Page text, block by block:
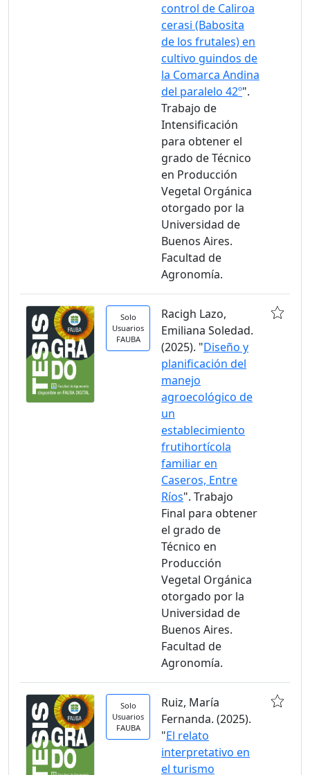
control de Caliroa
cerasi (Babosita
de los frutales) en
cultivo guindos de
la Comarca Andina
del paralelo 42º".
Trabajo de
Intensificación
para obtener el
grado de Técnico
en Producción
Vegetal Orgánica
otorgado por la
Universidad de
Buenos Aires.
Facultad de
Agronomía.
Solo
Usuarios
FAUBA
Racigh Lazo,
Emiliana Soledad.
(2025). "Diseño y
planificación del
manejo
agroecológico de
un
establecimiento
frutihortícola
familiar en
Caseros, Entre
Ríos". Trabajo
Final para obtener
el grado de
Técnico en
Producción
Vegetal Orgánica
otorgado por la
Universidad de
Buenos Aires.
Facultad de
Agronomía.
Solo
Usuarios
FAUBA
Ruiz, María
Fernanda. (2025).
"El relato
interpretativo en
el turismo